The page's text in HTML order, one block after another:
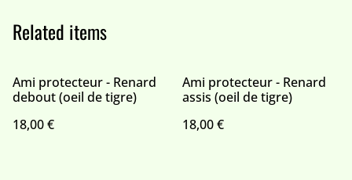
Related items
Ami protecteur - Renard
debout (oeil de tigre)
18,00 €
Ami protecteur - Renard
assis (oeil de tigre)
18,00 €